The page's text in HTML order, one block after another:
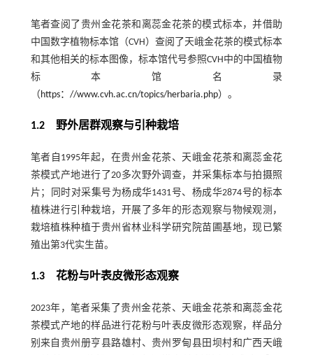
笔者查阅了贵州金花茶和离蕊金花茶的模式标本，并借助
中国数字植物标本馆（CVH）查阅了天峨金花茶的模式标本
和其他相关的标本图像，标本馆代号参照CVH中的中国植物
标本馆名录
（https：//www.cvh.ac.cn/topics/herbaria.php）。
1.2 野外居群观察与引种栽培
笔者自1995年起，在贵州金花茶、天峨金花茶和离蕊金花
茶模式产地进行了20多次野外调查，并采集标本与拍摄照
片；同时对采集号为杨成华1431号、杨成华2874号的标本
植株进行引种栽培，开展了多年的形态观察与物候观测，
栽培植株种植于贵州省林业科学研究院苗圃基地，现已繁
殖出第3代实生苗。
1.3 花粉与叶表皮微形态观察
2023年，笔者采集了贵州金花茶、天峨金花茶和离蕊金花
茶模式产地的样品进行花粉与叶表皮微形态观察，样品分
别来自贵州册亨县路雄村、贵州罗甸县田坝村和广西天峨